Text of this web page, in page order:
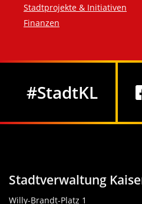
Stadtprojekte & Initiativen
Finanzen
#StadtKL
Stadtverwaltung
Willy-Brandt-Platz 1